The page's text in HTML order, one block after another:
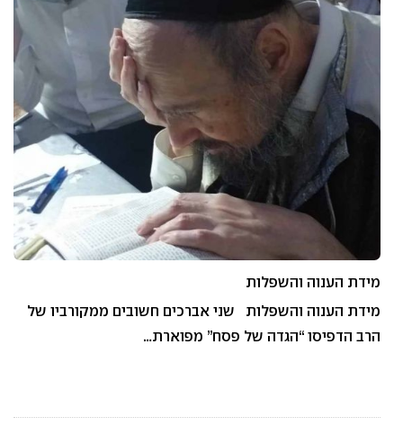
מידת הענוה והשפלות
מידת הענוה והשפלות שני אברכים חשובים ממקורביו של
הרב הדפיסו “הגדה של פסח” מפוארת…